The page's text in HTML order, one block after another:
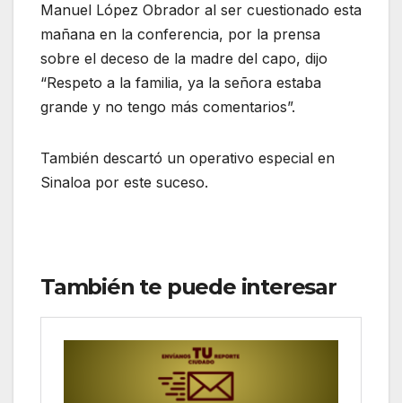
Manuel López Obrador al ser cuestionado esta
mañana en la conferencia, por la prensa
sobre el deceso de la madre del capo, dijo
“Respeto a la familia, ya la señora estaba
grande y no tengo más comentarios”.
También descartó un operativo especial en
Sinaloa por este suceso.
También te puede interesar